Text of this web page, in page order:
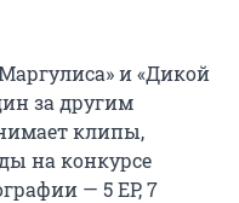
и «Дикой
за другим
клипы,
на конкурсе
— 5 EP, 7